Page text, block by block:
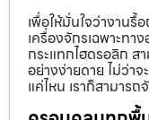
เพื่อให้มั่นใจว่างานรื้
เครื่องจักรเฉพาะทา
กระแทกไฮดรอลิก ส
อย่างง่ายดาย ไม่ว่า
แค่ไหน เราก็สามาร